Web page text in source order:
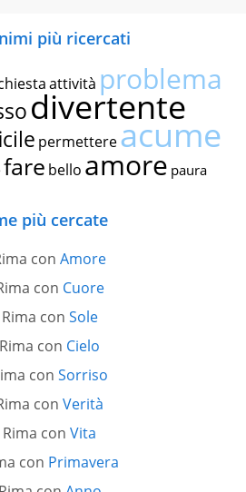
più ricercati
attività problema
divertente
permettereacume
fare bello amore paura
più cercate
con Amore
con Cuore
Rima con Sole
Rima con Cielo
con Sorriso
con Verità
Rima con Vita
con Primavera